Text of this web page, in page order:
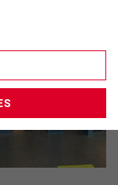
